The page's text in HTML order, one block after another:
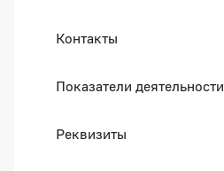
Контакты
Показатели деятельности
Реквизиты